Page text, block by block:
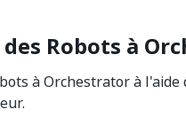
Robots à
à Orchestrator à